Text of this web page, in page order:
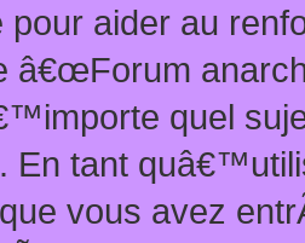
aider au
â€œForum
quel
En tant
vous avez